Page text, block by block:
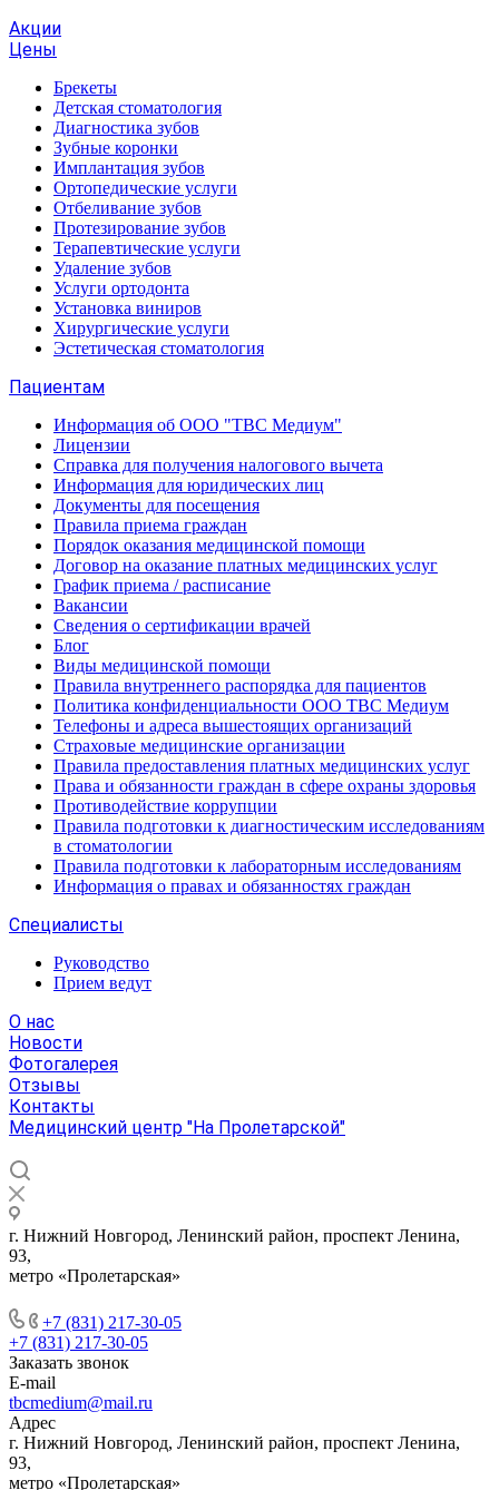
Акции
Цены
Брекеты
Детская стоматология
Диагностика зубов
Зубные коронки
Имплантация зубов
Ортопедические услуги
Отбеливание зубов
Протезирование зубов
Терапевтические услуги
Удаление зубов
Услуги ортодонта
Установка виниров
Хирургические услуги
Эстетическая стоматология
Пациентам
Информация об ООО "ТВС Медиум"
Лицензии
Справка для получения налогового вычета
Информация для юридических лиц
Документы для посещения
Правила приема граждан
Порядок оказания медицинской помощи
Договор на оказание платных медицинских услуг
График приема / расписание
Вакансии
Сведения о сертификации врачей
Блог
Виды медицинской помощи
Правила внутреннего распорядка для пациентов
Политика конфиденциальности ООО ТВС Медиум
Телефоны и адреса вышестоящих организаций
Страховые медицинские организации
Правила предоставления платных медицинских услуг
Права и обязанности граждан в сфере охраны здоровья
Противодействие коррупции
Правила подготовки к диагностическим исследованиям
в стоматологии
Правила подготовки к лабораторным исследованиям
Информация о правах и обязанностях граждан
Специалисты
Руководство
Прием ведут
О нас
Новости
Фотогалерея
Отзывы
Контакты
Медицинский центр "На Пролетарской"
г. Нижний Новгород, Ленинский район, проспект Ленина,
93,
метро «Пролетарская»
+7 (831) 217-30-05
+7 (831) 217-30-05
Заказать звонок
E-mail
tbcmedium@mail.ru
Адрес
г. Нижний Новгород, Ленинский район, проспект Ленина,
93,
метро «Пролетарская»